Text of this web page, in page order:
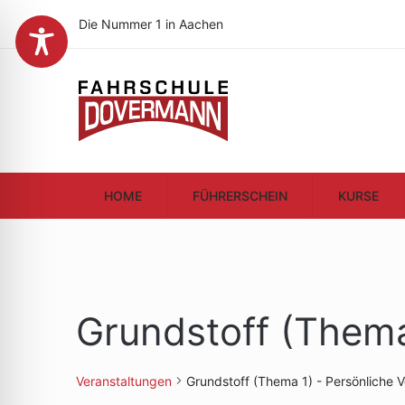
Die Nummer 1 in Aachen
HOME FÜHRERSCHEIN KURSE
Grundstoff
Veranstaltungen Grundstoff (Thema 1) - Persönliche